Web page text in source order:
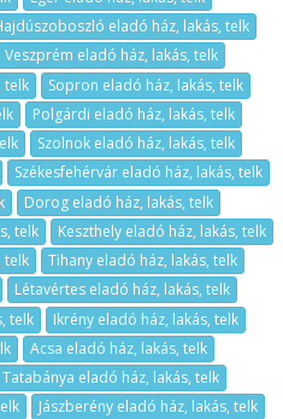
eladó ház, lakás, telk
Veszprém eladó ház, lakás, telk
telk
Sopron eladó ház, lakás, telk
Polgárdi eladó ház, lakás, telk
Szolnok eladó ház, lakás, telk
Székesfehérvár eladó ház, lakás, telk
Dorog eladó ház, lakás, telk
telk
Keszthely eladó ház, lakás, telk
telk
Tihany eladó ház, lakás, telk
Létavértes eladó ház, lakás, telk
telk
Ikrény eladó ház, lakás, telk
Acsa eladó ház, lakás, telk
Tatabánya eladó ház, lakás, telk
Jászberény eladó ház, lakás, telk